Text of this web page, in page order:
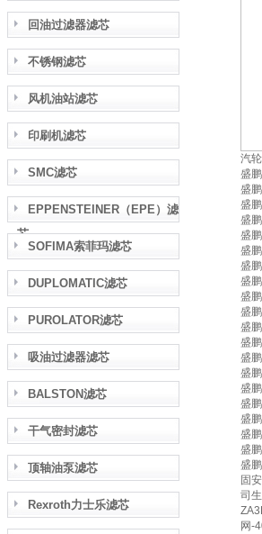
回油过滤器滤芯
不锈钢滤芯
风机油站滤芯
印刷机滤芯
SMC滤芯
EPPENSTEINER（EPE）滤
芯
SOFIMA索菲玛滤芯
DUPLOMATIC滤芯
PUROLATOR滤芯
吸油过滤器滤芯
BALSTON滤芯
干气密封滤芯
顶轴油泵滤芯
Rexroth力士乐滤芯
汽
盛
盛
盛
盛
盛
盛
盛
盛
盛
盛
盛
盛
盛
盛
盛
盛
盛
盛
盛
盛
固
司
网-